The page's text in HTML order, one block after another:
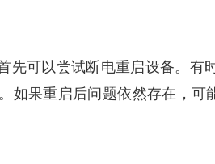
先可以尝试断电重启设备。有
如果重启后问题依然存在，可